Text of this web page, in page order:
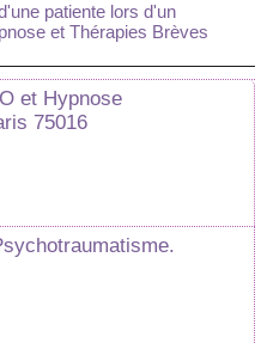
patiente lors d'un
et Thérapies Brèves
et Hypnose
75016